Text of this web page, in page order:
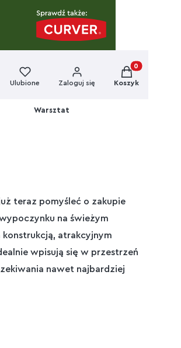
Ulubione Zaloguj się
Produkty w
Koszyk
Warsztat
teraz pomyśleć o zakupie
na świeżym
atrakcyjnym
wpisują się w przestrzeń
nawet najbardziej